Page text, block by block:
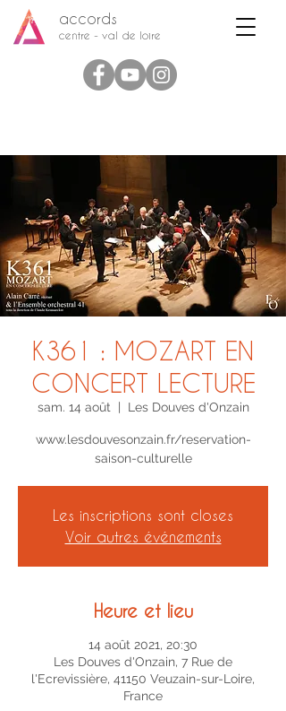
accords
centre - val de loire
K361 : MOZART EN
CONCERT LECTURE
sam. 14 août Les Douves d'Onzain
www.lesdouvesonzain.fr/reservation-
saison-culturelle
Les inscriptions sont closes
Voir autres événements
Heure et lieu
14 août 2021, 20:30
Les Douves d'Onzain, 7 Rue de
l'Ecrevissière, 41150 Veuzain-sur-Loire,
France